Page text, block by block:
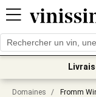
Domaines / Fromm